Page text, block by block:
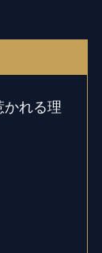
かれる理